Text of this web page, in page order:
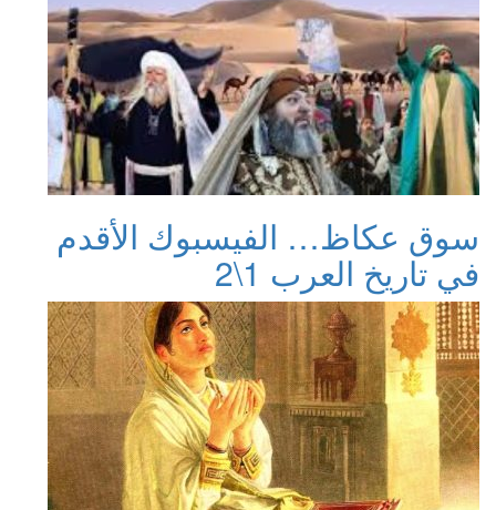
عكاظ… الفيسبوك الأقدم
تاريخ العرب 1\2